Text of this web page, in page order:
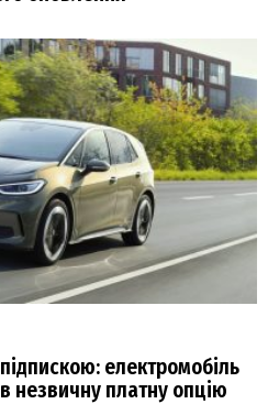
електромобіль
незвичну платну опцію